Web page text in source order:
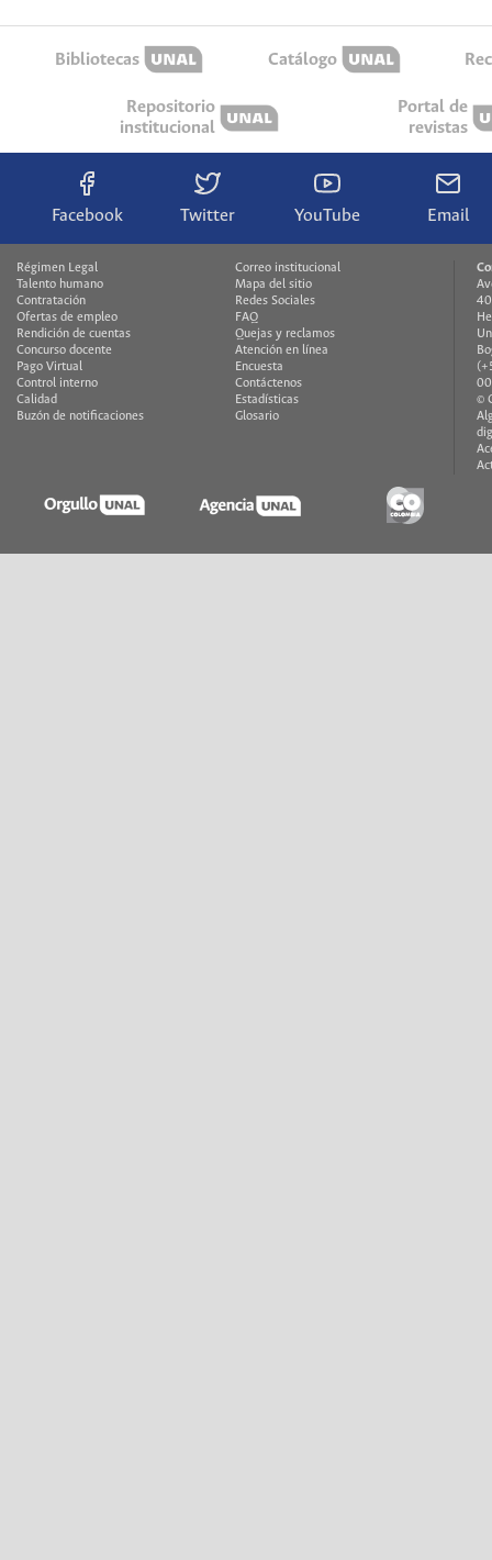
Bibliotecas Catálogo
Repositorio
institucional
Portal de
revistas
Facebook Twitter YouTube Email
Régimen Legal
Talento humano
Contratación
Ofertas de empleo
Rendición de cuentas
Concurso docente
Pago Virtual
Control interno
Calidad
Buzón de notificaciones
Correo institucional
Mapa del sitio
Redes Sociales
FAQ
Quejas y reclamos
Atención en línea
Encuesta
Contáctenos
Estadísticas
Glosario
©